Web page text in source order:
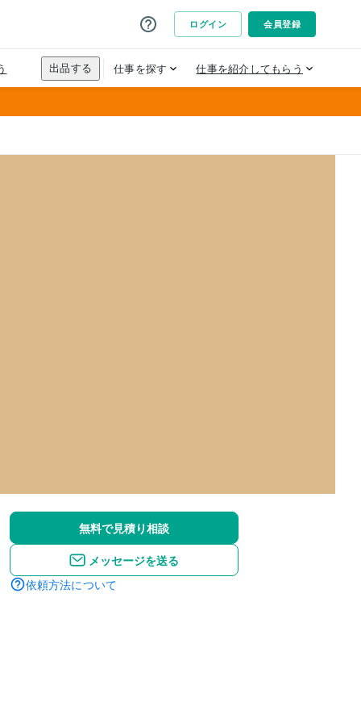
無料で見積り相談
メッセージを送る
依頼方法について